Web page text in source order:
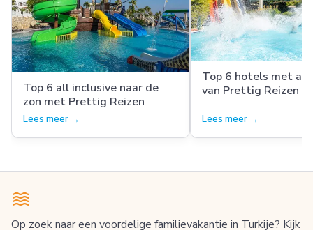
Top 6 all inclusive naar de
zon met Prettig Reizen
Lees meer →
Top 6 hotels met
van Prettig Reizen
Lees meer →
Op zoek naar een voordelige familievakantie in Turkije? Kijk